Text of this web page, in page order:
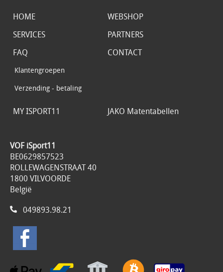
HOME
WEBSHOP
SERVICES
PARTNERS
FAQ
Klantengroepen
Verzending - betaling
CONTACT
MY ISPORT11 JAKO Matentabellen
VOF iSport11
BE0629857523
ROLLEWAGENSTRAAT 40
1800 VILVOORDE
België
049893.98.21